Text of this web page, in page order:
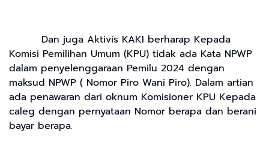
Dan juga Aktivis KAKI berharap Kepada
Komisi Pemilihan Umum (KPU) tidak ada Kata NPWP
dalam penyelenggaraan Pemilu 2024 dengan
maksud NPWP ( Nomor Piro Wani Piro). Dalam artian
ada penawaran dari oknum Komisioner KPU Kepada
caleg dengan pernyataan Nomor berapa dan berani
bayar berapa.